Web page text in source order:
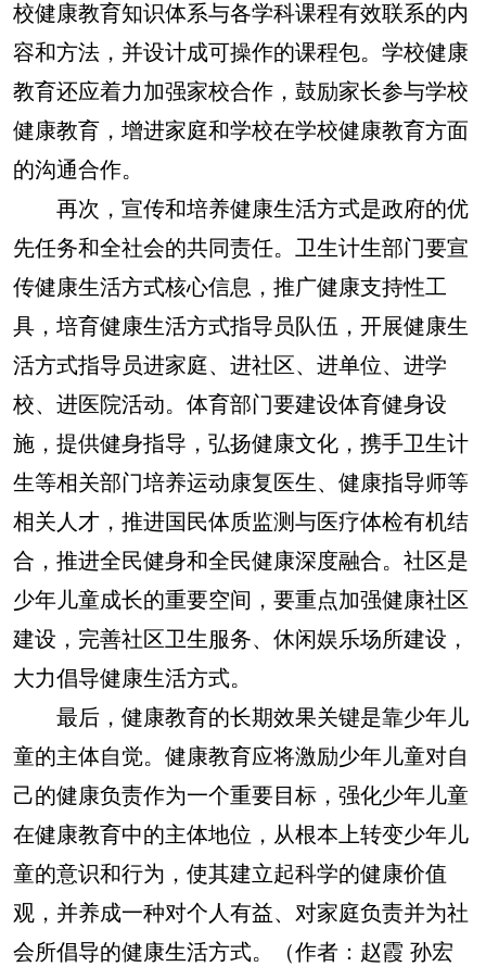
校健康教育知识体系与各学科课程有效联系的内
容和方法，并设计成可操作的课程包。学校健康
教育还应着力加强家校合作，鼓励家长参与学校
健康教育，增进家庭和学校在学校健康教育方面
的沟通合作。
再次，宣传和培养健康生活方式是政府的优
先任务和全社会的共同责任。卫生计生部门要宣
传健康生活方式核心信息，推广健康支持性工
具，培育健康生活方式指导员队伍，开展健康生
活方式指导员进家庭、进社区、进单位、进学
校、进医院活动。体育部门要建设体育健身设
施，提供健身指导，弘扬健康文化，携手卫生计
生等相关部门培养运动康复医生、健康指导师等
相关人才，推进国民体质监测与医疗体检有机结
合，推进全民健身和全民健康深度融合。社区是
少年儿童成长的重要空间，要重点加强健康社区
建设，完善社区卫生服务、休闲娱乐场所建设，
大力倡导健康生活方式。
最后，健康教育的长期效果关键是靠少年儿
童的主体自觉。健康教育应将激励少年儿童对自
己的健康负责作为一个重要目标，强化少年儿童
在健康教育中的主体地位，从根本上转变少年儿
童的意识和行为，使其建立起科学的健康价值
观，并养成一种对个人有益、对家庭负责并为社
会所倡导的健康生活方式。（作者：赵霞 孙宏